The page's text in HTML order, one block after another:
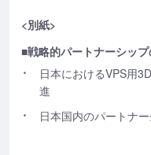
<別紙>
■戦略的パートナーシッ
日本におけるVPS用
進
日本国内のパートナ